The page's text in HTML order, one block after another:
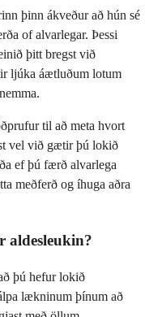
þinn ákveður að hún sé
of alvarlegar. Þessi
þitt bregst við
ljúka áætluðum lotum
til að meta hvort
vel við gætir þú lokið
ef þú færð alvarlega
meðferð og íhuga aðra
aldesleukin?
þú hefur lokið
lækninum þínum að